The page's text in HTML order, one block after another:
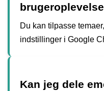
Du kan tilpasse
indstillinger i Google
Kan jeg dele